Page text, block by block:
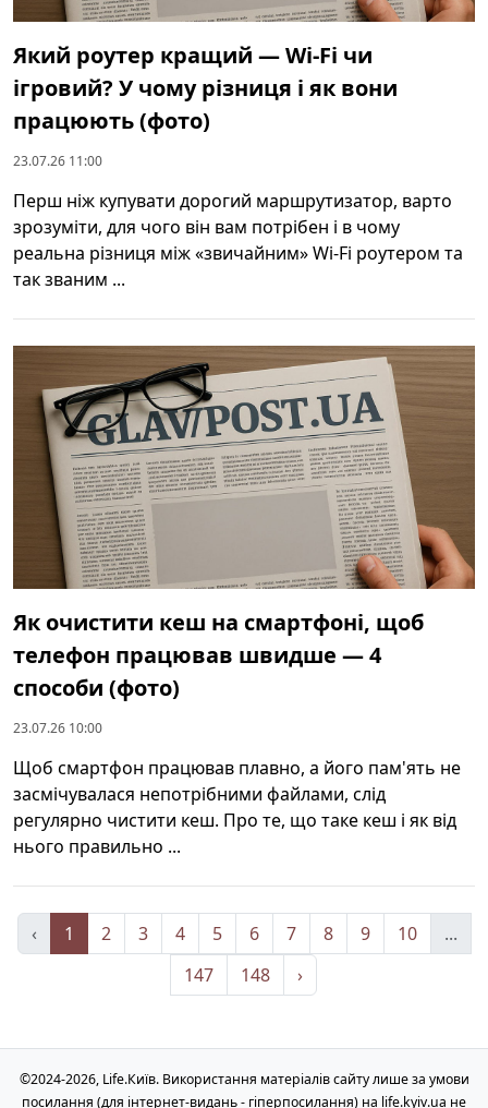
Який роутер кращий — Wi‑Fi чи
ігровий? У чому різниця і як вони
працюють (фото)
23.07.26 11:00
Перш ніж купувати дорогий маршрутизатор, варто
зрозуміти, для чого він вам потрібен і в чому
реальна різниця між «звичайним» Wi‑Fi роутером та
так званим ...
Як очистити кеш на смартфоні, щоб
телефон працював швидше — 4
способи (фото)
23.07.26 10:00
Щоб смартфон працював плавно, а його пам'ять не
засмічувалася непотрібними файлами, слід
регулярно чистити кеш. Про те, що таке кеш і як від
нього правильно ...
‹ 1 2 3 4 5 6 7 8 9 10
...
147
148 ›
©2024-2026, Life.Київ. Використання матеріалів сайту лише за умови
посилання (для інтернет-видань - гіперпосилання) на life.kyiv.ua не